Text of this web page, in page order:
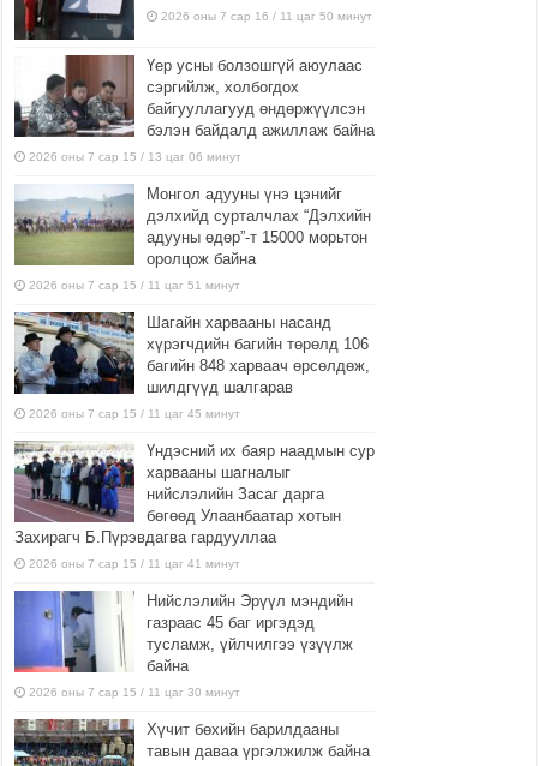
2026 оны 7 сар 16 / 11 цаг 50 минут
Үер усны болзошгүй аюулаас
сэргийлж, холбогдох
байгууллагууд өндөржүүлсэн
бэлэн байдалд ажиллаж байна
2026 оны 7 сар 15 / 13 цаг 06 минут
Монгол адууны үнэ цэнийг
дэлхийд сурталчлах “Дэлхийн
адууны өдөр”-т 15000 морьтон
оролцож байна
2026 оны 7 сар 15 / 11 цаг 51 минут
Шагайн харвааны насанд
хүрэгчдийн багийн төрөлд 106
багийн 848 харваач өрсөлдөж,
шилдгүүд шалгарав
2026 оны 7 сар 15 / 11 цаг 45 минут
Үндэсний их баяр наадмын сур
харвааны шагналыг
нийслэлийн Засаг дарга
бөгөөд Улаанбаатар хотын
Захирагч Б.Пүрэвдагва гардууллаа
2026 оны 7 сар 15 / 11 цаг 41 минут
Нийслэлийн Эрүүл мэндийн
газраас 45 баг иргэдэд
тусламж, үйлчилгээ үзүүлж
байна
2026 оны 7 сар 15 / 11 цаг 30 минут
Хүчит бөхийн барилдааны
тавын даваа үргэлжилж байна